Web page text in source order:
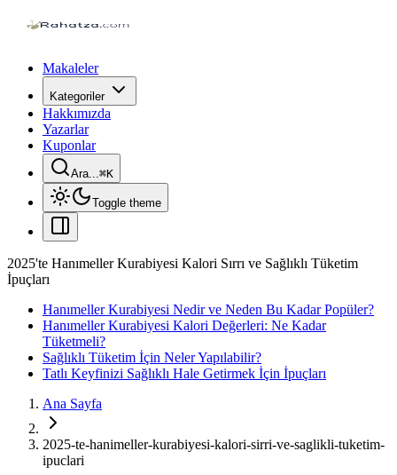
Makaleler
Kategoriler
Hakkımızda
Yazarlar
Kuponlar
Ara...⌘K
Toggle theme
2025'te Hanımeller Kurabiyesi Kalori Sırrı ve Sağlıklı Tüketim
İpuçları
Hanımeller Kurabiyesi Nedir ve Neden Bu Kadar Popüler?
Hanımeller Kurabiyesi Kalori Değerleri: Ne Kadar
Tüketmeli?
Sağlıklı Tüketim İçin Neler Yapılabilir?
Tatlı Keyfinizi Sağlıklı Hale Getirmek İçin İpuçları
Ana Sayfa
2025-te-hanimeller-kurabiyesi-kalori-sirri-ve-saglikli-tuketim-
ipuclari